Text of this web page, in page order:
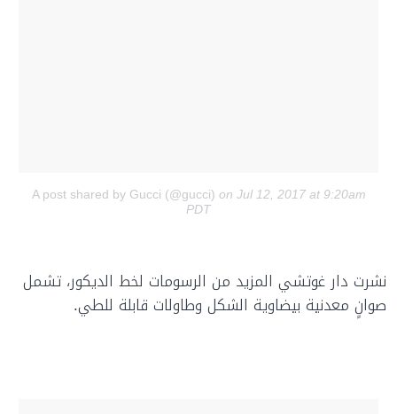
A post shared by Gucci (@gucci) on Jul 12, 2017 at 9:20am
PDT
نشرت دار غوتشي المزيد من الرسومات لخط الديكور، تشمل
صوانٍ معدنية بيضاوية الشكل وطاولات قابلة للطي.